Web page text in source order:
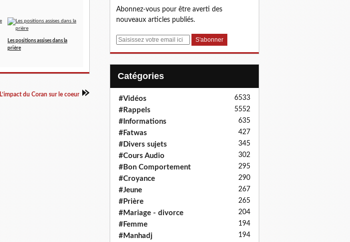
Les positions assises dans la
prière
L’impact du Coran sur le coeur
Abonnez-vous pour être averti des
nouveaux articles publiés.
E
Catégories
#Vidéos 6533
#Rappels 5552
#Informations 635
#Fatwas 427
#Divers sujets 345
#Cours Audio 302
#Bon Comportement 295
#Croyance 290
#Jeune 267
#Prière 265
#Mariage - divorce 204
#Femme 194
#Manhadj 194